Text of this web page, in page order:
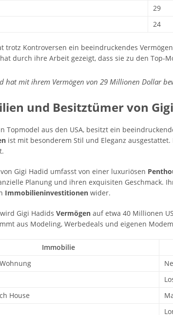
29
24
trotz Kontroversen ein beeindruckendes
durch ihre Arbeit gezeigt, dass sie zu den Top-
hat mit ihrem Vermögen von 29 Millionen Dollar
und Besitztümer von
Topmodel aus den USA, besitzt ein
ist mit besonderem Stil und Eleganz ausgestattet.
Gigi Hadid umfasst von einer luxuriösen
Planung und ihren exquisiten Geschmack.
Immobilieninvestitionen wider.
Gigi Hadids Vermögen auf etwa 40 Millionen
aus Modeling, Werbedeals und eigenen
Immobilie
House